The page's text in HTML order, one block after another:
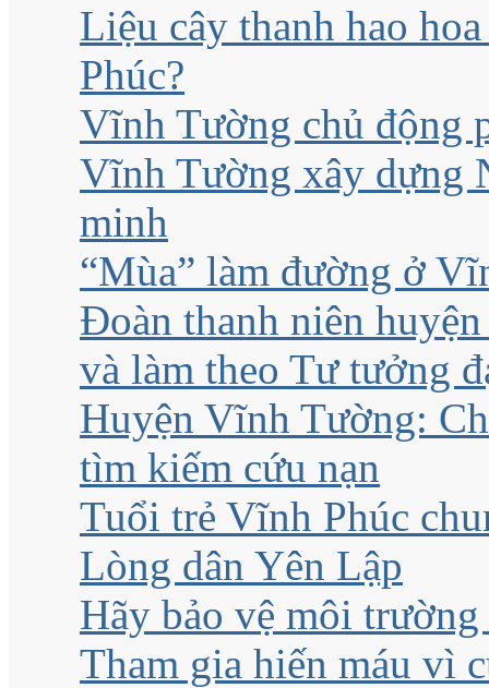
Liệu cây thanh hao
Phúc?
Vĩnh Tường chủ động
Vĩnh Tường xây dựng
minh
“Mùa” làm đường ở
Đoàn thanh niên
và làm theo Tư tưởng
Huyện Vĩnh Tường:
tìm kiếm cứu nạn
Tuổi trẻ Vĩnh Phúc
Lòng dân Yên Lập
Hãy bảo vệ môi
Tham gia hiến máu vì